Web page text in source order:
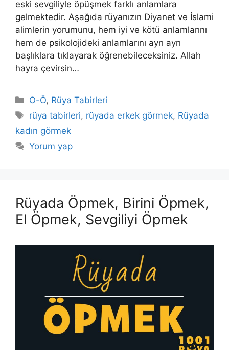
eski sevgiliyle öpüşmek farklı anlamlara
gelmektedir. Aşağıda rüyanızın Diyanet ve İslami
alimlerin yorumunu, hem iyi ve kötü anlamlarını
hem de psikolojideki anlamlarını ayrı ayrı
başlıklara tıklayarak öğrenebileceksiniz. Allah
hayra çevirsin…
Kategoriler
O-Ö, Rüya Tabirleri
Etiketler
rüya tabirleri, rüyada erkek görmek, Rüyada
kadın görmek
Yorum yap
Rüyada Öpmek, Birini Öpmek,
El Öpmek, Sevgiliyi Öpmek